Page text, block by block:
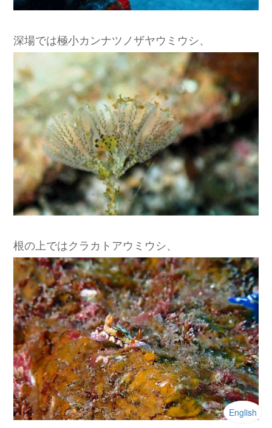
深場では極小カンナツノザヤウミウシ、
根の上ではクラカトアウミウシ、
English